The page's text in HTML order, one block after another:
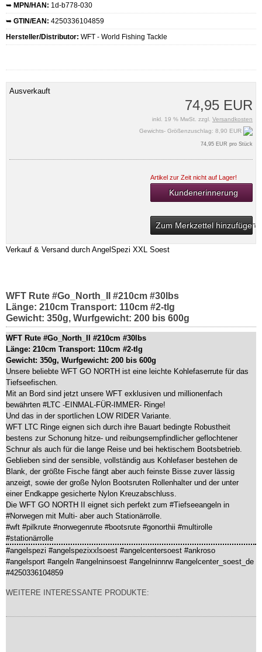
➥ MPN/HAN: 1d-b778-030
➥ GTIN/EAN: 4250336104859
Hersteller/Distributor: WFT - World Fishing Tackle
Ausverkauft
74,95 EUR
inkl. 19 % MwSt. zzgl. Versandkosten
Gewichts- Größenzuschlag: 8,90 EUR
74,95 EUR pro Stück
Artikel zur Zeit nicht auf Lager!
Kundenerinnerung
Zum Merkzettel hinzufügen
Verkauf & Versand durch AngelSpezi XXL Soest
WFT Rute #Go_North_II #210cm #30lbs
Länge: 210cm Transport: 110cm #2-tlg
Gewicht: 350g, Wurfgewicht: 200 bis 600g
WFT Rute #Go_North_II #210cm #30lbs
Länge: 210cm Transport: 110cm #2-tlg
Gewicht: 350g, Wurfgewicht: 200 bis 600g
Unsere beliebte WFT GO NORTH ist eine leichte Kohlefaserrute für das
Tiefseefischen.
Mit an Bord sind jetzt unsere WFT exklusiven und millionenfach
bewährten #LTC -EINMAL-FÜR-IMMER- Ringe!
Und das in der sportlichen LOW RIDER Variante.
WFT LTC Ringe eignen sich durch ihre Bauart bedingte Robustheit
bestens zur Schonung hitze- und reibungsempfindlicher geflochtener
Schnur als auch für die lange Reise und bei hektischem Bootsbetrieb.
Geblieben sind der sensible, vollständig aus Kohlefaser bestehen de
Blank, der größte Fische fängt aber auch feinste Bisse zuver lässig
anzeigt, sowie der große Nylon Bootsruten Rollenhalter und der unter
einer Endkappe gesicherte Nylon Kreuzabschluss.
Die WFT GO NORTH II eignet sich perfekt zum #Tiefseeangeln in
#Norwegen mit Multi- aber auch Stationärrolle.
#wft #pilkrute #norwegenrute #bootsrute #gonorthii #multirolle
#stationärrolle
#angelspezi #angelspezixxlsoest #angelcentersoest #ankroso
#angelsport #angeln #angelninsoest #angelninnrw #angelcenter_soest_de
#4250336104859
WEITERE INTERESSANTE PRODUKTE: